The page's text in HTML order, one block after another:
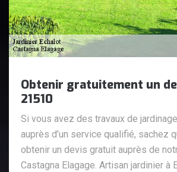
Obtenir gratuitement un
21510
Si vous avez des travaux de
auprès d’un service qualifié, sachez
obtenir un devis gratuit auprès de
Castagna Elagage. Artisan jardinier à